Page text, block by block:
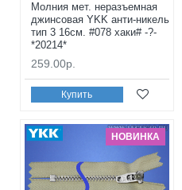
Молния мет. неразъемная
джинсовая YKK анти-никель
тип 3 16см. #078 хаки# -?-
*20214*
259.00р.
Купить
НОВИНКА